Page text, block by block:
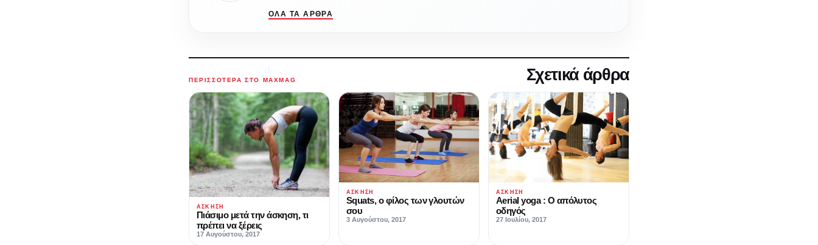
ΌΛΑ ΤΑ ΆΡΘΡΑ
ΠΕΡΙΣΣΌΤΕΡΑ ΣΤΟ MAXMAG Σχετικά άρθρα
ΆΣΚΗΣΗ
Πιάσιμο μετά την άσκηση, τι
πρέπει να ξέρεις
17 Αυγούστου, 2017
ΆΣΚΗΣΗ
Squats, ο φίλος των γλουτών
σου
3 Αυγούστου, 2017
ΆΣΚΗΣΗ
Aerial yoga : Ο απόλυτος
οδηγός
27 Ιουλίου, 2017